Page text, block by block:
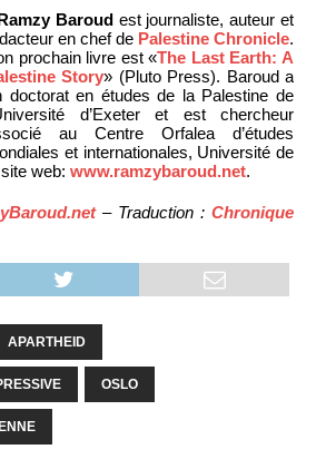
Baroudest journaliste, auteur et
en chef de Palestine Chronicle.
prochain livre est «The Last Earth: A
Story» (Pluto Press). Baroud a
doctorat en études de la Palestine de
d’Exeter et est chercheur
au Centre Orfalea d’études
et internationales, Université de
web: www.ramzybaroud.net.
– Traduction : Chronique
APARTHEID
OSLO